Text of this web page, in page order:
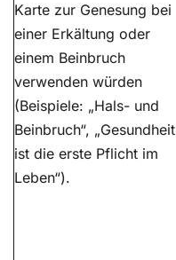
Karte zur Genesung bei
einer Erkältung oder
einem Beinbruch
verwenden würden
(Beispiele: „Hals- und
Beinbruch“, „Gesundheit
ist die erste Pflicht im
Leben“).